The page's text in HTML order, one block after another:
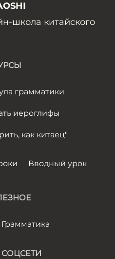
школа китайского
грамматики
иероглифы
как китаец"
Вводный урок
Грамматика